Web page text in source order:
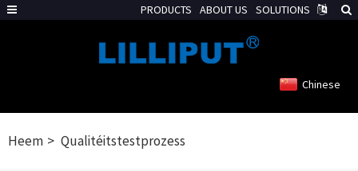
Chinese
Heem Qualitéitstestprozess
PRODUCTS ABOUT US SOLUTIONS